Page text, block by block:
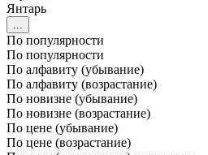
Янтарь
...
По популярности
По популярности
По алфавиту (убывание)
По алфавиту (возрастание)
По новизне (убывание)
По новизне (возрастание)
По цене (убывание)
По цене (возрастание)